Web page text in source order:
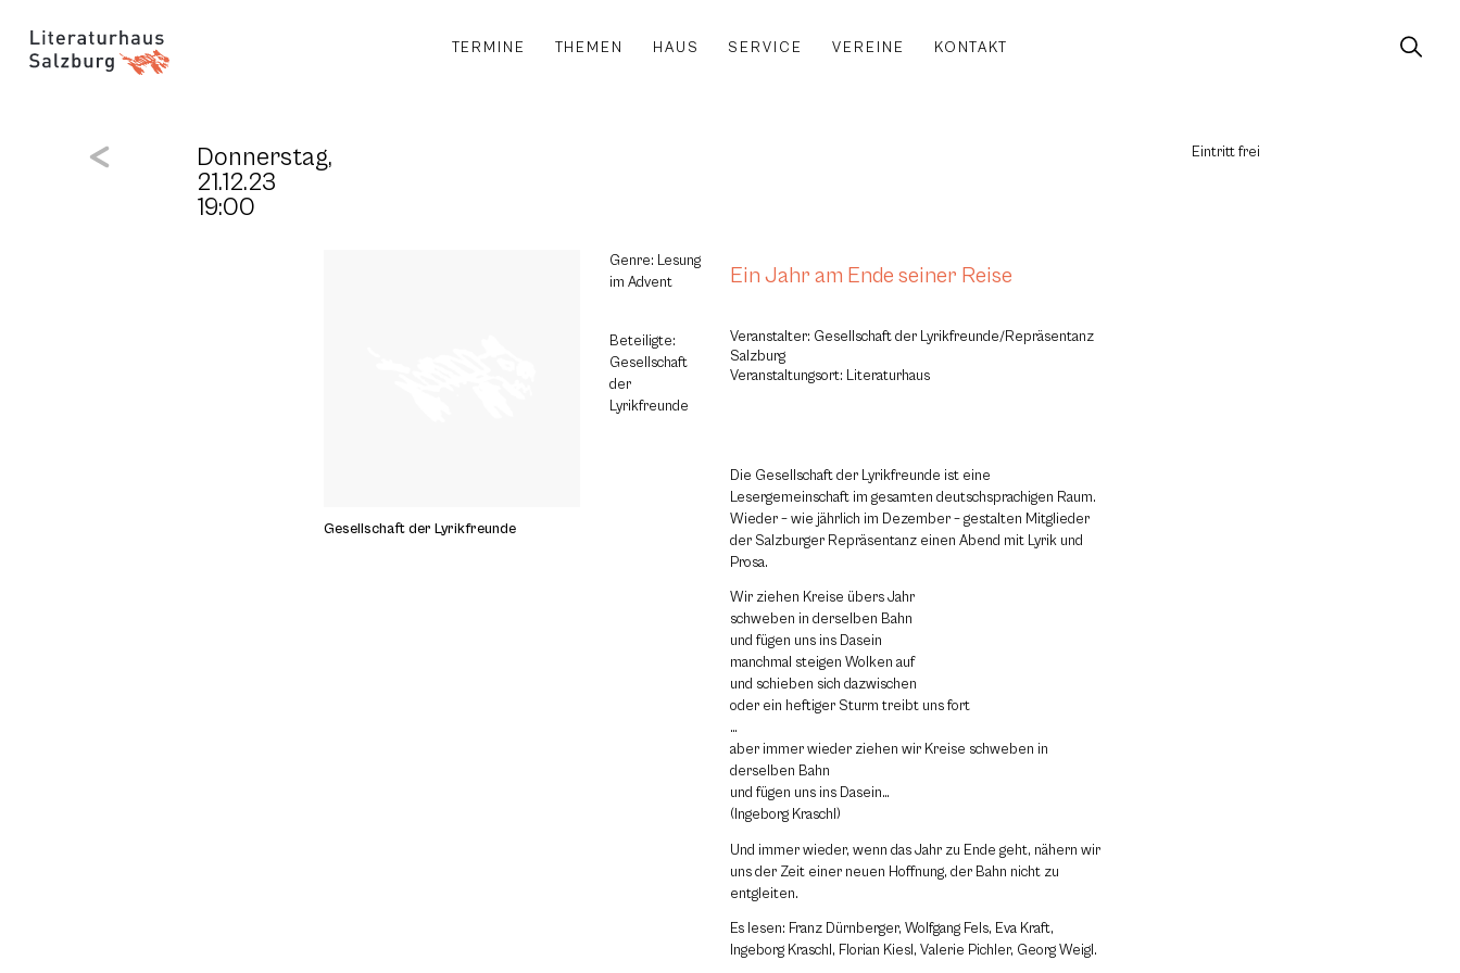
TERMINE THEMEN HAUS SERVICE VEREINE KONTAKT
Donnerstag,
21.12.23
19:00
Eintritt frei
Gesellschaft der Lyrikfreunde
Genre: Lesung
im Advent
Beteiligte:
Gesellschaft
der
Lyrikfreunde
Ein Jahr am Ende seiner Reise
Veranstalter: Gesellschaft der Lyrikfreunde/Repräsentanz
Salzburg
Veranstaltungsort: Literaturhaus
Die Gesellschaft der Lyrikfreunde ist eine
Lesergemeinschaft im gesamten deutschsprachigen Raum.
Wieder – wie jährlich im Dezember – gestalten Mitglieder
der Salzburger Repräsentanz einen Abend mit Lyrik und
Prosa.
Wir ziehen Kreise übers Jahr
schweben in derselben Bahn
und fügen uns ins Dasein
manchmal steigen Wolken auf
und schieben sich dazwischen
oder ein heftiger Sturm treibt uns fort
…
aber immer wieder ziehen wir Kreise schweben in
derselben Bahn
und fügen uns ins Dasein…
(Ingeborg Kraschl)
Und immer wieder, wenn das Jahr zu Ende geht, nähern wir
uns der Zeit einer neuen Hoffnung, der Bahn nicht zu
entgleiten.
Es lesen: Franz Dürnberger, Wolfgang Fels, Eva Kraft,
Ingeborg Kraschl, Florian Kiesl, Valerie Pichler, Georg Weigl.